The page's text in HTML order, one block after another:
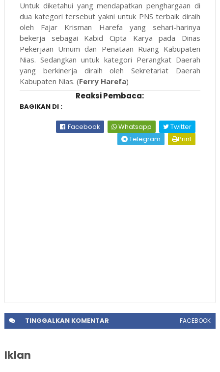
Untuk diketahui yang mendapatkan penghargaan di
dua kategori tersebut yakni untuk PNS terbaik diraih
oleh Fajar Krisman Harefa yang sehari-harinya
bekerja sebagai Kabid Cipta Karya pada Dinas
Pekerjaan Umum dan Penataan Ruang Kabupaten
Nias. Sedangkan untuk kategori Perangkat Daerah
yang berkinerja diraih oleh Sekretariat Daerah
Kabupaten Nias. (Ferry Harefa)
Reaksi Pembaca:
BAGIKAN DI :
Facebook Whatsapp
Twitter
Telegram
Print
TINGGALKANKOMENTAR FACEBOOK
Iklan